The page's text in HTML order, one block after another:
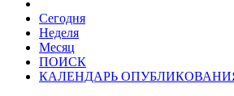
Сегодня
Неделя
Месяц
ПОИСК
КАЛЕНДАРЬ